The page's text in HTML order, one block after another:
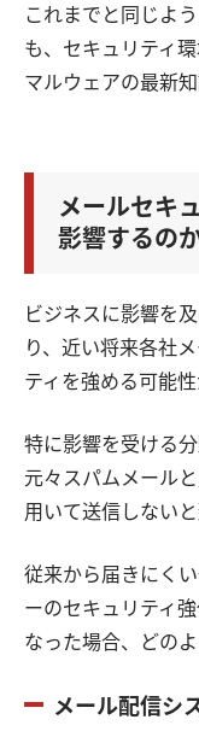
これまでと同じよ
も、セキュリティ
マルウェアの最新
メールセキ
影響するの
ビジネスに影響を
り、近い将来各社
ティを強める可能性
特に影響を受ける
元々スパムメール
用いて送信しない
従来から届きにく
ーのセキュリティ
なった場合、どの
メール配信シ